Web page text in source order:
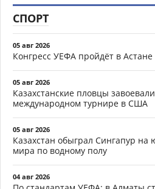
СПОРТ
05 авг 2026
Конгресс УЕФА пройдёт в Астане
05 авг 2026
Казахстанские пловцы
международном турнире в США
05 авг 2026
Казахстан обыграл Сингапур
мира по водному полу
04 авг 2026